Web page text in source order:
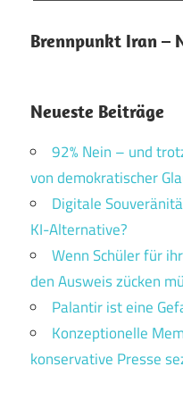
Brennpunkt Iran –
Neueste Beiträge
92% Nein – und
von demokratischer
Digitale
KI-Alternative?
Wenn Schüler für
den Ausweis zücken
Palantir ist eine
Konzeptionelle
konservative Presse